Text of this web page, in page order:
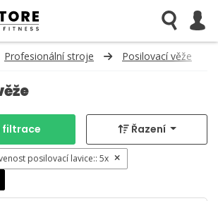
Profesionální stroje Posilovací věže
filtrace Řazení
posilovací lavice:: 5x